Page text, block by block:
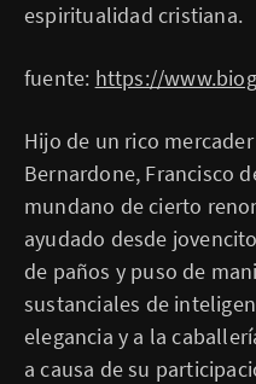
espiritualidad cristiana.
fuente: https://
Hijo de un rico
Bernardone, Francisco
mundano de cierto
ayudado desde
de paños y puso de
sustanciales de
elegancia y a la
a causa de su